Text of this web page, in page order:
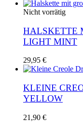
Nicht vorrätig
HALSKETTE
IGHT MINT
29,95 €
KLEINE
YELLOW
21,90 €